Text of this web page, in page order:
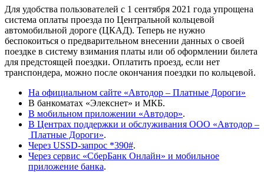
Для удобства пользователей с 1 сентября 2021 года упрощена
система оплаты проезда по Центральной кольцевой
автомобильной дороге (ЦКАД). Теперь не нужно
беспокоиться о предварительном внесении данных о своей
поездке в систему взимания платы или об оформлении билета
для предстоящей поездки. Оплатить проезд, если нет
транспондера, можно после окончания поездки по кольцевой.
На официальном сайте «Автодор – Платные Дороги»
В банкоматах «Элекснет» и МКБ.
В мобильном приложении «Автодор».
В Центрах поддержки и обслуживания ООО «Автодор –
Платные Дороги».
Через USSD-запрос *390#.
Через сервис «СберБанк Онлайн» и мобильное
приложение банка.